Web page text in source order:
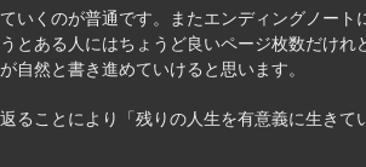
いくのが普通です。またエンディングノー
とある人にはちょうど良いページ枚数だけ
自然と書き進めていけると思います。
ることにより「残りの人生を有意義に生きて